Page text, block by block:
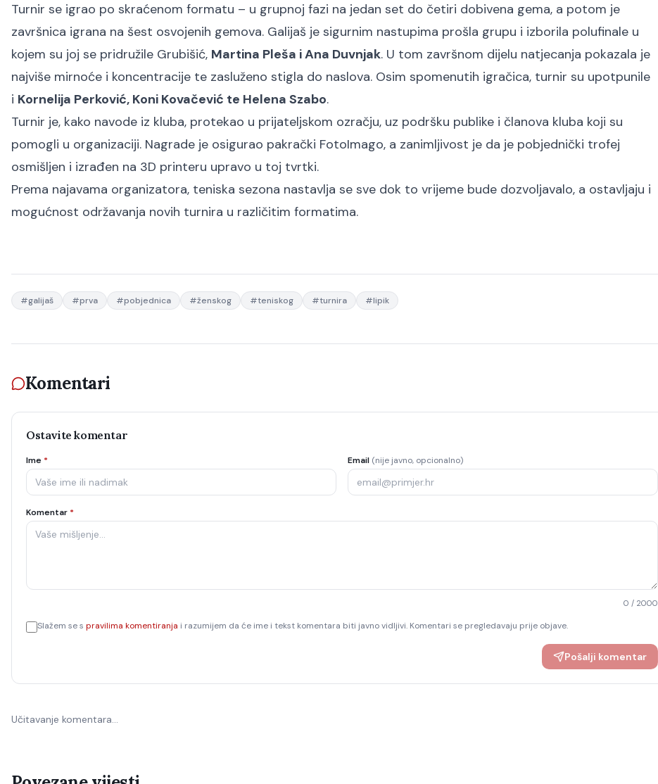
Turnir se igrao po skraćenom formatu – u grupnoj fazi na jedan set do četiri dobivena gema, a potom je
završnica igrana na šest osvojenih gemova. Galijaš je sigurnim nastupima prošla grupu i izborila polufinale u
kojem su joj se pridružile Grubišić, Martina Pleša i Ana Duvnjak. U tom završnom dijelu natjecanja pokazala je
najviše mirnoće i koncentracije te zasluženo stigla do naslova. Osim spomenutih igračica, turnir su upotpunile
i Kornelija Perković, Koni Kovačević te Helena Szabo.
Turnir je, kako navode iz kluba, protekao u prijateljskom ozračju, uz podršku publike i članova kluba koji su
pomogli u organizaciji. Nagrade je osigurao pakrački FotoImago, a zanimljivost je da je pobjednički trofej
osmišljen i izrađen na 3D printeru upravo u toj tvrtki.
Prema najavama organizatora, teniska sezona nastavlja se sve dok to vrijeme bude dozvoljavalo, a ostavljaju i
mogućnost održavanja novih turnira u različitim formatima.
#galijaš #prva #pobjednica #ženskog #teniskog #turnira #lipik
Komentari
Ostavite komentar
Ime * Email (nije javno, opcionalno)
Komentar *
0 / 2000
Slažem se s pravilima komentiranja i razumijem da će ime i tekst komentara biti javno vidljivi. Komentari se pregledavaju prije objave.
Pošalji komentar
Učitavanje komentara…